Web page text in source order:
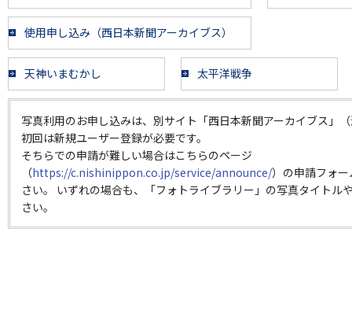
使用申し込み（西日本新聞アーカイブス）
天神いまむかし 太平洋戦争
写真利用のお申し込みは、別サイト「西日本新聞アーカイブス」
初回は新規ユーザー登録が必要です。
そちらでの申請が難しい場合はこちらのページ
（https://c.nishinippon.co.jp/service/announce/）の申請フォ
さい。 いずれの場合も、「フォトライブラリー」の写真タイトル
さい。